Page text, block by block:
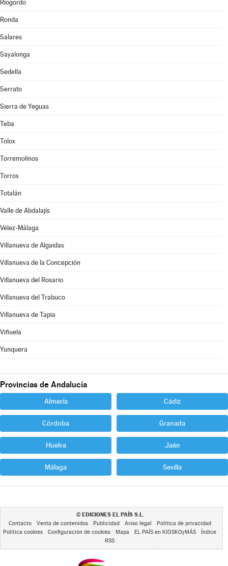
Riogordo
Ronda
Salares
Sayalonga
Sedella
Serrato
Sierra de Yeguas
Teba
Tolox
Torremolinos
Torrox
Totalán
Valle de Abdalajís
Vélez-Málaga
Villanueva de Algaidas
Villanueva de la Concepción
Villanueva del Rosario
Villanueva del Trabuco
Villanueva de Tapia
Viñuela
Yunquera
Provincias de Andalucía
Almería Cádiz
Córdoba Granada
Huelva Jaén
Málaga Sevilla
© EDICIONES EL PAÍS S.L.
Contacto Venta de contenidos Publicidad Aviso legal
Política de privacidad
Política cookies
Configuración de cookies Mapa EL PAÍS en KIOSKOyMÁS
Índice
RSS